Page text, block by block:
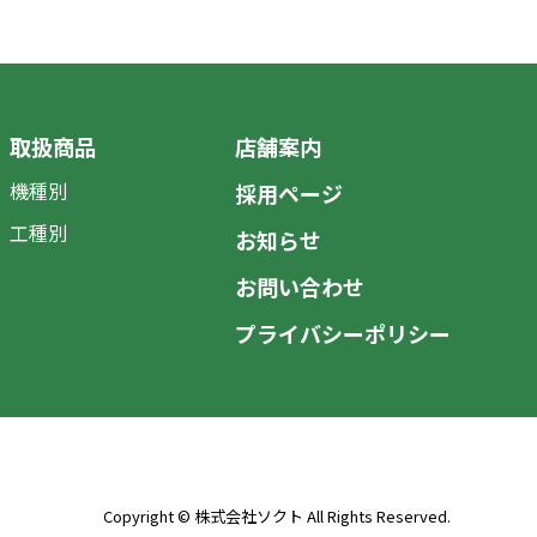
取扱商品
機種別
工種別
店舗案内
採用ページ
お知らせ
お問い合わせ
プライバシーポリシー
Copyright © 株式会社ソクト All Rights Reserved.